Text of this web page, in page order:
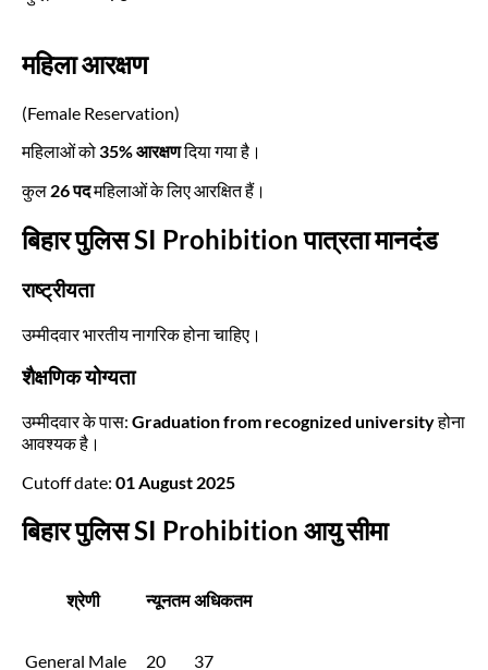
महिला आरक्षण
(Female Reservation)
महिलाओं को35% आरक्षणदिया गया है।
कुल 26 पदमहिलाओं के लिए आरक्षित हैं।
बिहार पुलिस SI Prohibition पात्रता मानदंड
राष्ट्रीयता
उम्मीदवार भारतीय नागरिक होना चाहिए।
शैक्षणिक योग्यता
उम्मीदवार के पास: Graduation from recognized universityहोना
आवश्यक है।
Cutoff date: 01 August 2025
बिहार पुलिस SI Prohibition आयु सीमा
श्रेणी न्यूनतम अधिकतम
General Male 20 37